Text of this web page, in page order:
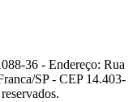
36 - Endereço: Rua
SP - CEP 14.403-